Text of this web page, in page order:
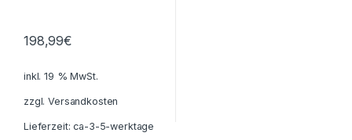
198,99€
inkl. 19 % MwSt.
zzgl.Versandkosten
Lieferzeit:ca-3-5-werktage